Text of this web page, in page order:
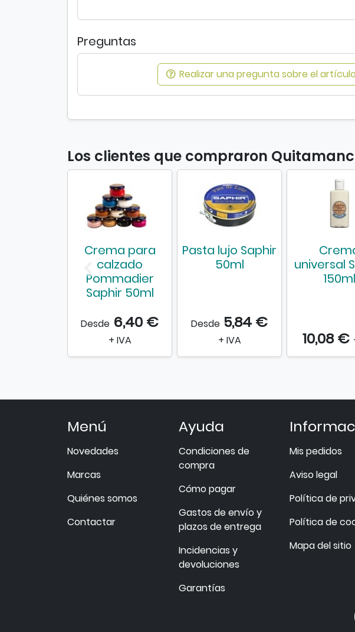
Preguntas
Realizar una pregunta sobre el artículo
Los clientes que compraron
Crema para
calzado
Pommadier
Saphir 50ml
Desde 6,40 €
+ IVA
Pasta lujo Saphir
50ml
Desde 5,84 €
+ IVA
universal
150ml
10,08 €
Menú
Novedades
Marcas
Quiénes somos
Contactar
Ayuda
Condiciones de
compra
Cómo pagar
Gastos de envío y
plazos de entrega
Incidencias y
devoluciones
Garantías
Mis pedidos
Aviso legal
Política de
Política de
Mapa del sitio